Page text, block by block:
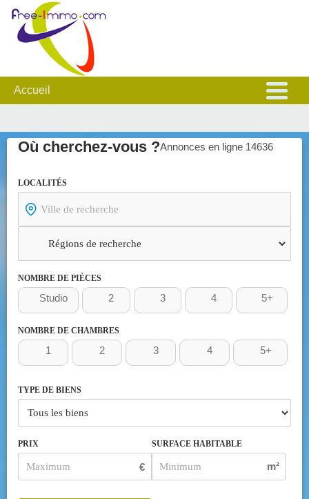
Accueil
où cherchez-vous ?Annonces en ligne 14636
LOCALITÉS
NOMBRE DE PIÈCES
Studio 2 3 4 5+
NOMBRE DE CHAMBRES
1 2 3 4 5+
TYPE DE BIENS
PRIX
€
SURFACE HABITABLE
m²